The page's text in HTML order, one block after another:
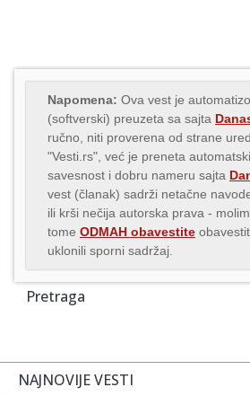
Napomena: Ova vest je
(softverski) preuzeta sa sajta
ručno, niti proverena od strane
"Vesti.rs", već je preneta
savesnost i dobru nameru sajta
vest (članak) sadrži netačne
ili krši nečija autorska prava -
tome ODMAH obavestite
uklonili sporni sadržaj.
Pretraga
NAJNOVIJE VESTI